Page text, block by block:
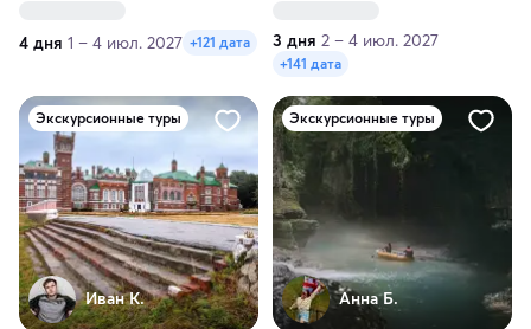
4 дня 1 – 4 июл. 2027 +121 дата 3 дня 2 – 4 июл. 2027
+141 дата
Экскурсионные туры
Иван К.
Экскурсионные туры
Анна Б.